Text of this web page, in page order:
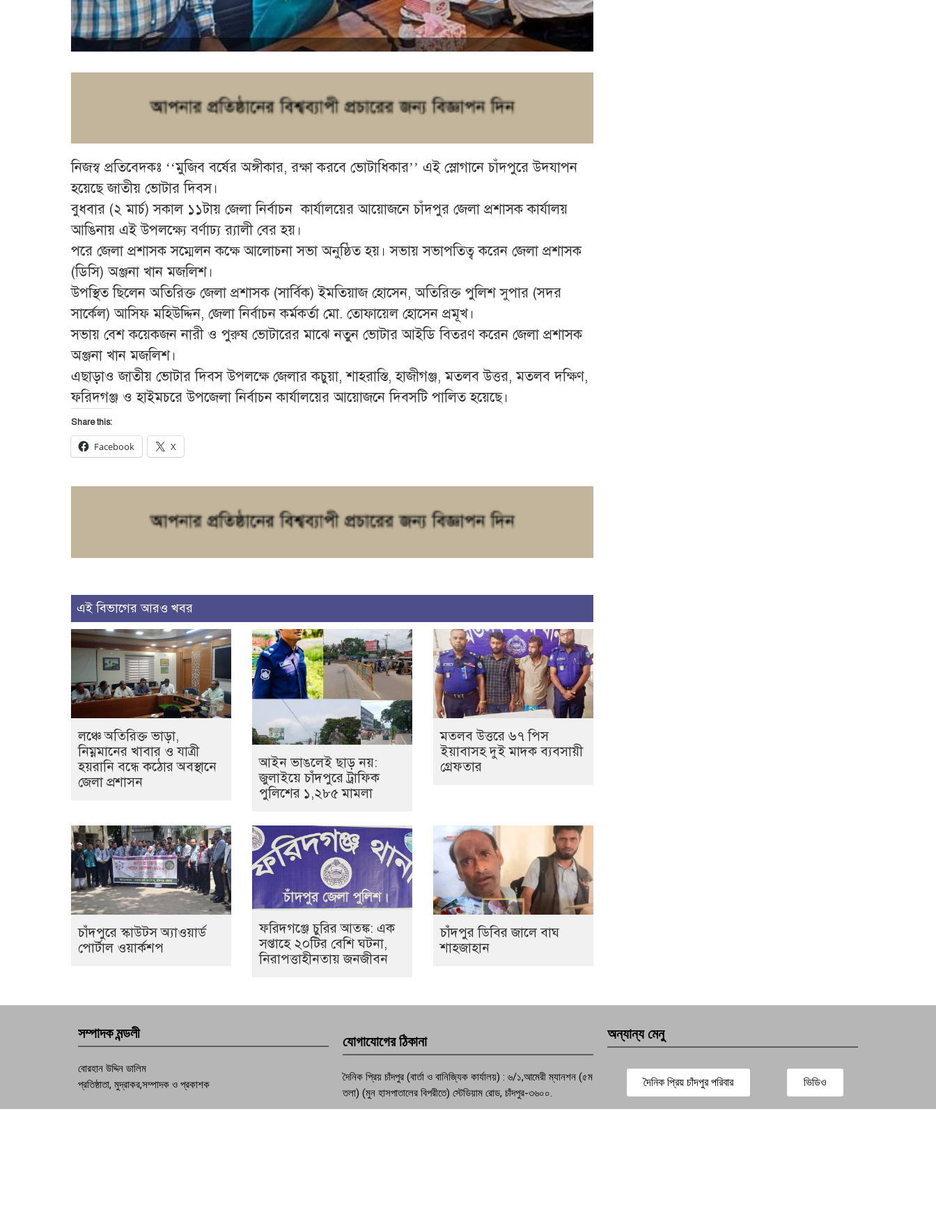
নিজস্ব প্রতিবেদকঃ ‘‘মুজিব বর্ষের অঙ্গীকার, রক্ষা করবে ভোটাধিকার’’ এই স্লোগানে চাঁদপুরে উদযাপন
হয়েছে জাতীয় ভোটার দিবস।
বুধবার (২ মার্চ) সকাল ১১টায় জেলা নির্বাচন কার্যালয়ের আয়োজনে চাঁদপুর জেলা প্রশাসক কার্যালয়
আঙিনায় এই উপলক্ষ্যে বর্ণাঢ্য র‌্যালী বের হয়।
পরে জেলা প্রশাসক সম্মেলন কক্ষে আলোচনা সভা অনুষ্ঠিত হয়। সভায় সভাপতিত্ব করেন জেলা প্রশাসক
(ডিসি) অঞ্জনা খান মজলিশ।
উপস্থিত ছিলেন অতিরিক্ত জেলা প্রশাসক (সার্বিক) ইমতিয়াজ হোসেন, অতিরিক্ত পুলিশ সুপার (সদর
সার্কেল) আসিফ মহিউদ্দিন, জেলা নির্বাচন কর্মকর্তা মো. তোফায়েল হোসেন প্রমূখ।
সভায় বেশ কয়েকজন নারী ও পুরুষ ভোটারের মাঝে নতুন ভোটার আইডি বিতরণ করেন জেলা প্রশাসক
অঞ্জনা খান মজলিশ।
এছাড়াও জাতীয় ভোটার দিবস উপলক্ষে জেলার কচুয়া, শাহরাস্তি, হাজীগঞ্জ, মতলব উত্তর, মতলব দক্ষিণ,
ফরিদগঞ্জ ও হাইমচরে উপজেলা নির্বাচন কার্যালয়ের আয়োজনে দিবসটি পালিত হয়েছে।
Share this:
Facebook X
এই বিভাগের আরও খবর
লঞ্চে অতিরিক্ত ভাড়া,
নিম্নমানের খাবার ও যাত্রী
হয়রানি বন্ধে কঠোর অবস্থানে
জেলা প্রশাসন
আইন ভাঙলেই ছাড় নয়:
জুলাইয়ে চাঁদপুরে ট্রাফিক
পুলিশের ১,২৮৫ মামলা
মতলব উত্তরে ৬৭ পিস
ইয়াবাসহ দুই মাদক ব্যবসায়ী
গ্রেফতার
চাঁদপুরে স্কাউটস অ্যাওয়ার্ড
পোর্টাল ওয়ার্কশপ
ফরিদগঞ্জে চুরির আতঙ্ক: এক
সপ্তাহে ২০টির বেশি ঘটনা,
নিরাপত্তাহীনতায় জনজীবন
চাঁদপুর ডিবির জালে বাঘ
শাহজাহান
সম্পাদক মন্ডলী
বোরহান উদ্দিন ডালিম
প্রতিষ্ঠাতা, মুদ্রাকর,সম্পাদক ও প্রকাশক
যোগাযোগের ঠিকানা
দৈনিক প্রিয় চাঁদপুর (বার্তা ও বানিজ্যিক কার্যালয়) : ৬/১,আমেরী ম্যানশন (৫ম
তলা) (মুন হাসপাতালের বিপরীতে) স্টেডিয়াম রোড, চাঁদপুর-৩৬০০.
অন্যান্য মেনু
দৈনিক প্রিয় চাঁদপুর পরিবার ভিডিও